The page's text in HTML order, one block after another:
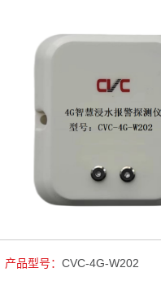
产品型号： CVC-4G-W202